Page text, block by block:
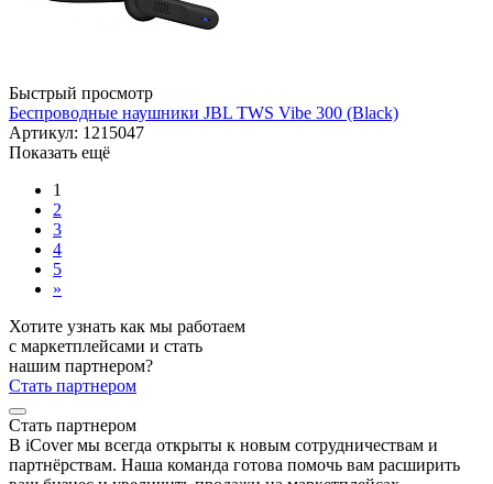
Быстрый просмотр
Беспроводные наушники JBL TWS Vibe 300 (Black)
Артикул: 1215047
Показать ещё
1
2
3
4
5
»
Хотите узнать как мы работаем
с маркетплейсами и стать
нашим партнером?
Стать партнером
Стать партнером
В iCover мы всегда открыты к новым сотрудничествам и
партнёрствам. Наша команда готова помочь вам расширить